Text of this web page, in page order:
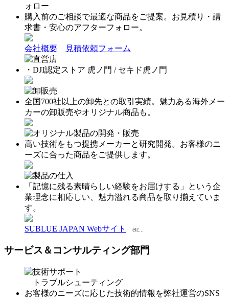
ォロー
購入前のご相談で最適な商品をご提案。お見積り・請
求書・安心のアフターフォロー。
会社概要
見積依頼フォーム
直営店
・DJI認定ストア 虎ノ門 / セキド虎ノ門
卸販売
全国700社以上の卸先との取引実績。魅力ある海外メー
カーの卸販売やオリジナル商品も。
オリジナル製品の開発・販売
高い技術をもつ提携メーカーと研究開発。お客様のニ
ーズに合った商品をご提供します。
製品の仕入
「記憶に残る素晴らしい経験をお届けする」という企
業理念に相応しい、魅力溢れる商品を取り揃えていま
す。
SUBLUE JAPAN Webサイト etc...
サービス＆コンサルティング部門
技術サポート
トラブルシューティング
お客様のニーズに応じた技術的情報を弊社運営のSNS